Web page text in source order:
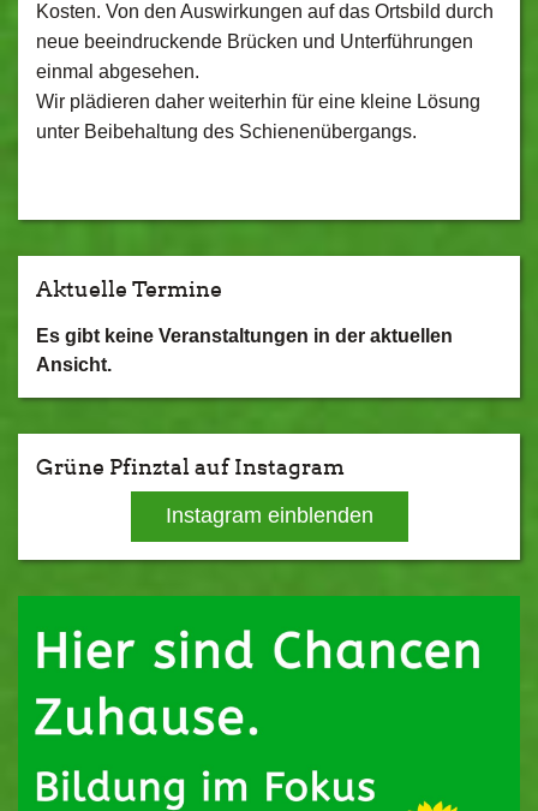
Kosten. Von den Auswirkungen auf das Ortsbild durch
neue beeindruckende Brücken und Unterführungen
einmal abgesehen.
Wir plädieren daher weiterhin für eine kleine Lösung
unter Beibehaltung des Schienenübergangs.
Aktuelle Termine
Es gibt keine Veranstaltungen in der aktuellen
Ansicht.
Grüne Pfinztal auf Instagram
Instagram einblenden